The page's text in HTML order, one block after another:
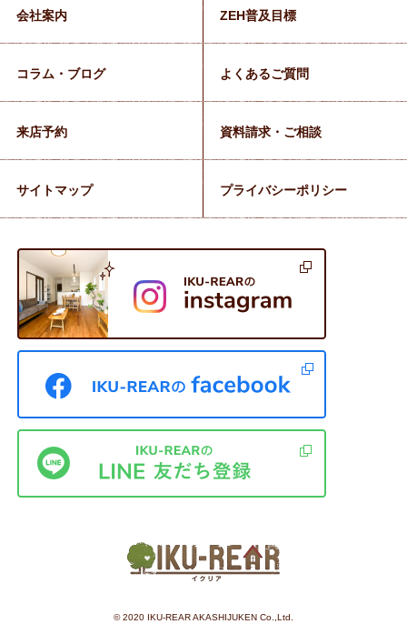
©︎ 2020 IKU-REAR AKASHIJUKEN Co.,Ltd.
会社案内 ZEH普及目標
コラム・ブログ よくあるご質問
来店予約 資料請求・ご相談
サイトマップ プライバシーポリシー